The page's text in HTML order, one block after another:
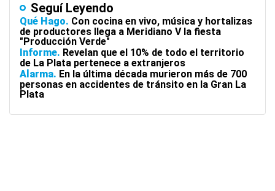
Seguí Leyendo
Qué Hago Con cocina en vivo, música y hortalizas
de productores llega a Meridiano V la fiesta
"Producción Verde"
Informe
Revelan que el 10% de todo el territorio
de La Plata pertenece a extranjeros
Alarma
En la última década murieron más de 700
personas en accidentes de tránsito en la Gran La
Plata